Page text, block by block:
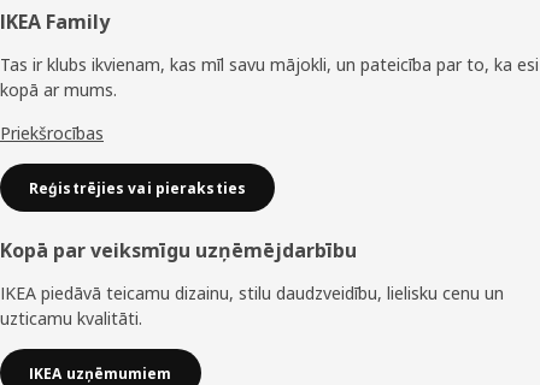
Kājene
IKEA Family
Tas ir klubs ikvienam, kas mīl savu mājokli, un pateicība par to, ka esi
kopā ar mums.
Priekšrocības
Reģistrējies vai pieraksties
Kopā par veiksmīgu uzņēmējdarbību
IKEA piedāvā teicamu dizainu, stilu daudzveidību, lielisku cenu un
uzticamu kvalitāti.
IKEA uzņēmumiem